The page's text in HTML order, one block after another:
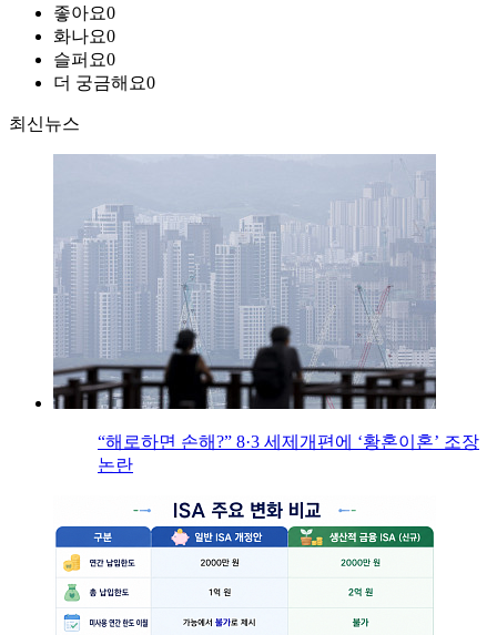
좋아요0
화나요0
슬퍼요0
더 궁금해요0
최신뉴스
“해로하면 손해?” 8·3 세제개편에 ‘황혼이혼’ 조장
논란